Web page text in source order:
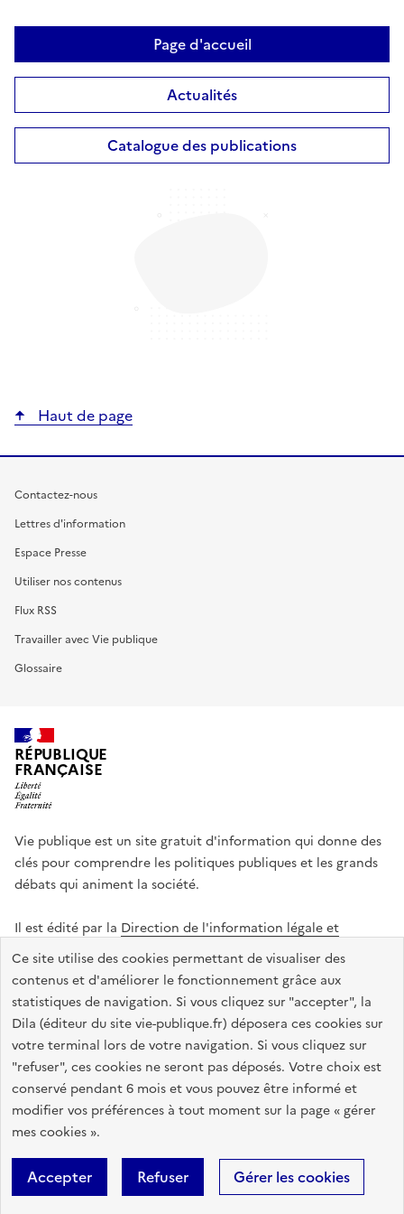
Ce site utilise des cookies permettant de visualiser des
contenus et d'améliorer le fonctionnement grâce aux
statistiques de navigation. Si vous cliquez sur "accepter", la
Dila (éditeur du site vie-publique.fr) déposera ces cookies sur
votre terminal lors de votre navigation. Si vous cliquez sur
"refuser", ces cookies ne seront pas déposés. Votre choix est
conservé pendant 6 mois et vous pouvez être informé et
modifier vos préférences à tout moment sur la page « gérer
mes cookies ».
Accepter Refuser Gérer les cookies
Page d'accueil
Actualités
Catalogue des publications
Haut de page
Contactez-nous
Lettres d'information
Espace Presse
Utiliser nos contenus
Flux RSS
Travailler avec Vie publique
Glossaire
RÉPUBLIQUE
FRANÇAISE
Vie publique est un site gratuit d'information qui donne des
clés pour comprendre les politiques publiques et les grands
débats qui animent la société.
Il est édité par la Direction de l'information légale et
administrative
legifrance.gouv.fr info.gouv.fr
data.gouv.fr
service-public.gouv.fr
Accessibilité : totalement conforme
Données personnelles
Sauf mention contraire, tous les textes de ce site sont sous